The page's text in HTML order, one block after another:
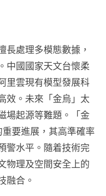
長處理多模態數據，
中國國家天文台懷柔
里雲現有模型發展科
效。未來「金烏」太
場起源等難題。「金
要進展，其高準確率
警水平。隨着技術完
物理及空間安全上的
融合。